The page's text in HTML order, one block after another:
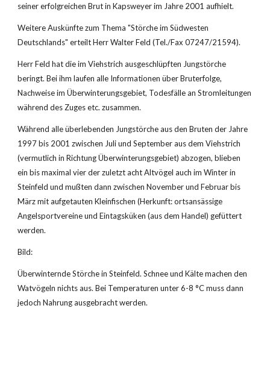
seiner erfolgreichen Brut in Kapsweyer im Jahre 2001 aufhielt.
Weitere Auskünfte zum Thema "Störche im Südwesten
Deutschlands" erteilt Herr Walter Feld (Tel./Fax 07247/21594).
Herr Feld hat die im Viehstrich ausgeschlüpften Jungstörche
beringt. Bei ihm laufen alle Informationen über Bruterfolge,
Nachweise im Überwinterungsgebiet, Todesfälle an Stromleitungen
während des Zuges etc. zusammen.
Während alle überlebenden Jungstörche aus den Bruten der Jahre
1997 bis 2001 zwischen Juli und September aus dem Viehstrich
(vermutlich in Richtung Überwinterungsgebiet) abzogen, blieben
ein bis maximal vier der zuletzt acht Altvögel auch im Winter in
Steinfeld und mußten dann zwischen November und Februar bis
März mit aufgetauten Kleinfischen (Herkunft: ortsansässige
Angelsportvereine und Eintagsküken (aus dem Handel) gefüttert
werden.
Bild:
Überwinternde Störche in Steinfeld. Schnee und Kälte machen den
Watvögeln nichts aus. Bei Temperaturen unter 6-8 °C muss dann
jedoch Nahrung ausgebracht werden.